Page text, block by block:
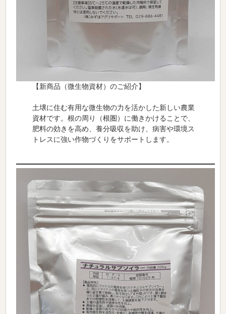
【新商品（微生物資材）のご紹介】
土壌に住む有用な微生物の力を活かした新しい農業
資材です。根の周り（根圏）に働きかけることで、
肥料の効きを高め、養分吸収を助け、病害や環境ス
トレスに強い作物づくりをサポートします。